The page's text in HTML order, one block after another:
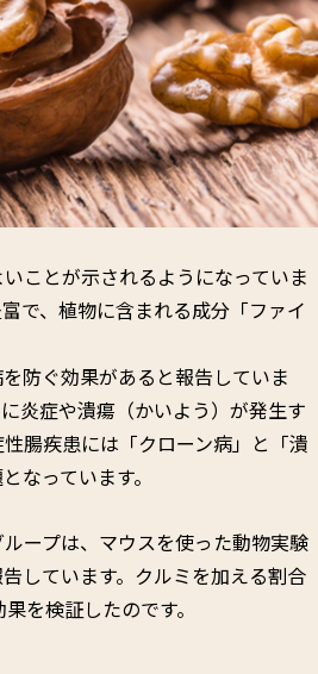
ことが示されるようになっていま
で、植物に含まれる成分「ファイ
防ぐ効果があると報告していま
炎症や潰瘍（かいよう）が発生す
腸疾患には「クローン病」と「潰
なっています。
ープは、マウスを使った動物実験
しています。クルミを加える割合
を検証したのです。